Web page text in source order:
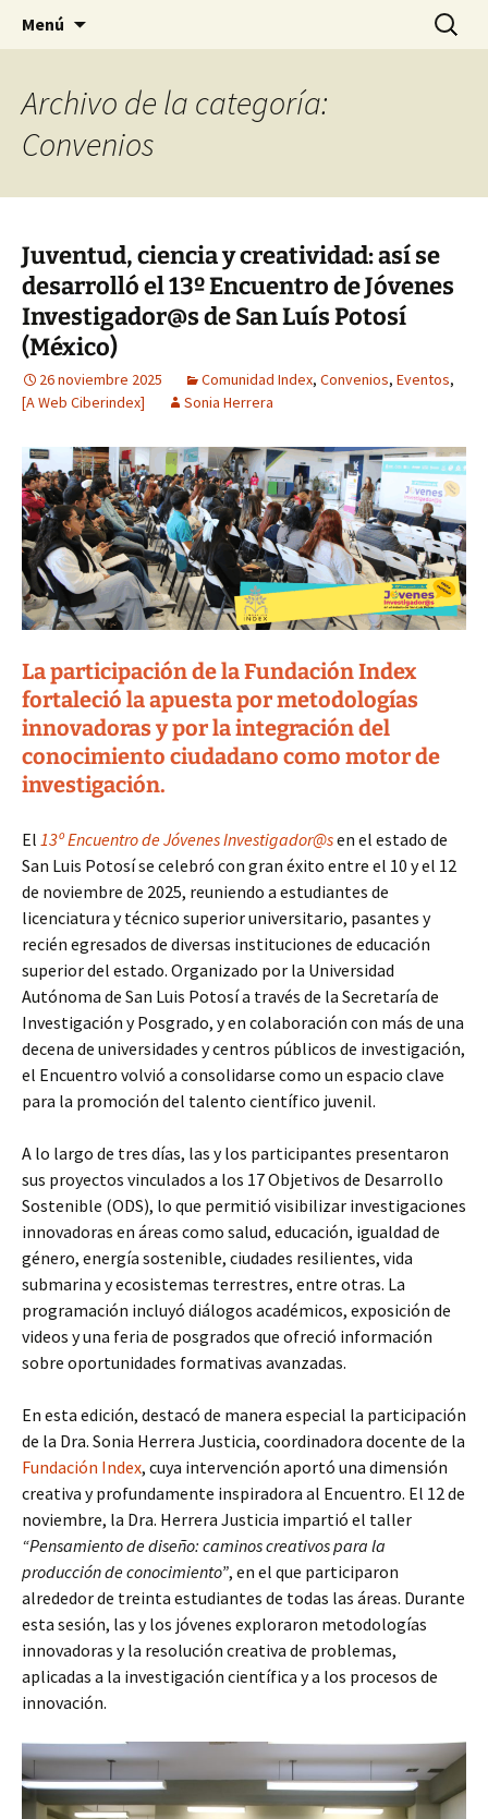
NOOSFERA
Noticiario de la Fundación Index
Menú Buscar:
Archivo de la categoría:
Convenios
Juventud, ciencia y creatividad: así se
desarrolló el 13º Encuentro de Jóvenes
Investigador@s de San Luís Potosí
(México)
26 noviembre 2025 Comunidad Index, Convenios, Eventos,
[A Web Ciberindex]
Sonia Herrera
La participación de la Fundación Index
fortaleció la apuesta por metodologías
innovadoras y por la integración del
conocimiento ciudadano como motor de
investigación.
El 13º Encuentro de Jóvenes Investigador@sen el estado de
San Luis Potosí se celebró con gran éxito entre el 10 y el 12
de noviembre de 2025, reuniendo a estudiantes de
licenciatura y técnico superior universitario, pasantes y
recién egresados de diversas instituciones de educación
superior del estado. Organizado por la Universidad
Autónoma de San Luis Potosí a través de la Secretaría de
Investigación y Posgrado, y en colaboración con más de una
decena de universidades y centros públicos de investigación,
el Encuentro volvió a consolidarse como un espacio clave
para la promoción del talento científico juvenil.
A lo largo de tres días, las y los participantes presentaron
sus proyectos vinculados a los 17 Objetivos de Desarrollo
Sostenible (ODS), lo que permitió visibilizar investigaciones
innovadoras en áreas como salud, educación, igualdad de
género, energía sostenible, ciudades resilientes, vida
submarina y ecosistemas terrestres, entre otras. La
programación incluyó diálogos académicos, exposición de
videos y una feria de posgrados que ofreció información
sobre oportunidades formativas avanzadas.
En esta edición, destacó de manera especial la participación
de la Dra. Sonia Herrera Justicia, coordinadora docente de la
Fundación Index, cuya intervención aportó una dimensión
creativa y profundamente inspiradora al Encuentro. El 12 de
noviembre, la Dra. Herrera Justicia impartió el taller
“Pensamiento de diseño: caminos creativos para la
producción de conocimiento”, en el que participaron
alrededor de treinta estudiantes de todas las áreas. Durante
esta sesión, las y los jóvenes exploraron metodologías
innovadoras y la resolución creativa de problemas,
aplicadas a la investigación científica y a los procesos de
innovación.